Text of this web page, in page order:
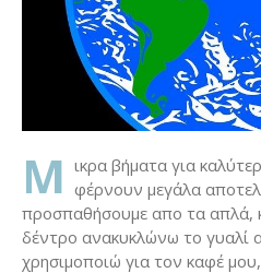
Μ ικρα βήματα για
φέρνουν μεγάλα
προσπαθήσουμε απο τα απλά,
δέντρο ανακυκλώνω το γυαλί
χρησιμοποιώ για τον καφέ